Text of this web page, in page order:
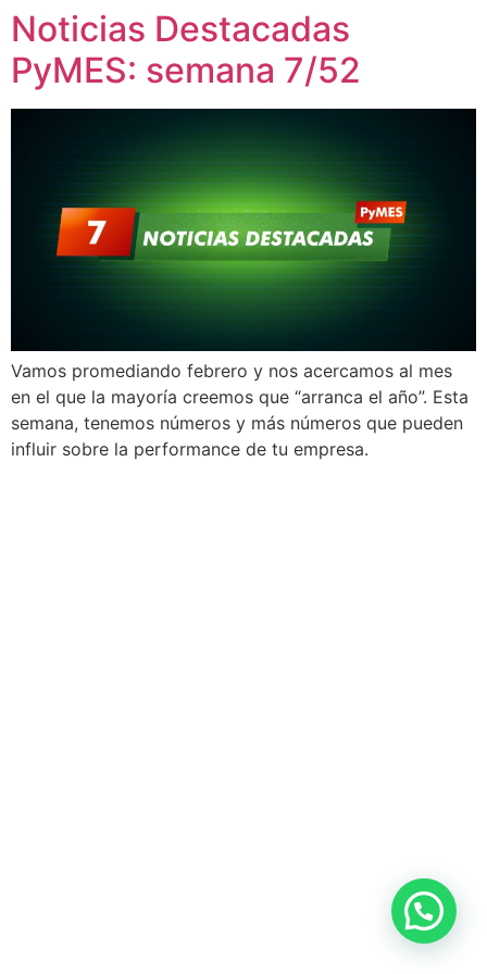
al
contenido
Noticias Destacadas
PyMES: semana 7/52
Vamos promediando febrero y nos acercamos al mes
en el que la mayoría creemos que “arranca el año”. Esta
semana, tenemos números y más números que pueden
influir sobre la performance de tu empresa.